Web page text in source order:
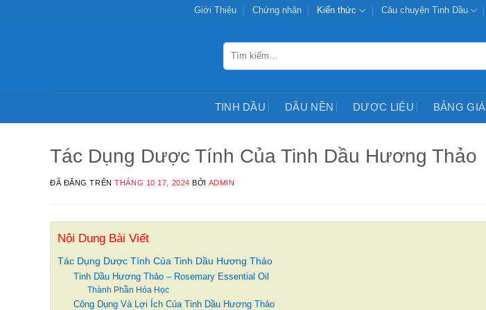
Giới Thiệu Chứng nhận Kiến thức Câu chuyện Tinh Dầu
Tìm
kiếm:
TINH DẦU DẦU NỀN DƯỢC LIỆU BẢNG GIÁ
Tác Dụng Dược Tính Của Tinh Dầu Hương Thảo
ĐÃ ĐĂNG TRÊNTHÁNG 10 17, 2024 BỞI ADMIN
Nội Dung Bài Viết
Tác Dụng Dược Tính Của Tinh Dầu Hương Thảo
Tinh Dầu Hương Thảo – Rosemary Essential Oil
Thành Phần Hóa Học
Công Dụng Và Lợi Ích Của Tinh Dầu Hương Thảo